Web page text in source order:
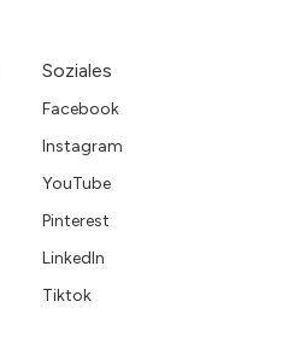
Soziales
Facebook
Instagram
YouTube
Pinterest
LinkedIn
Tiktok